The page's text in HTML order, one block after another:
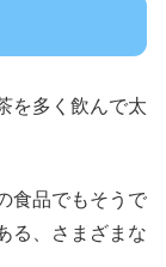
を多く飲んで太
食品でもそうで
る、さまざまな